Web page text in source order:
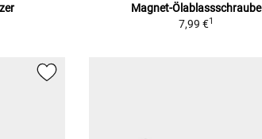
Magnet-Ölablassschraube
7,99 €1